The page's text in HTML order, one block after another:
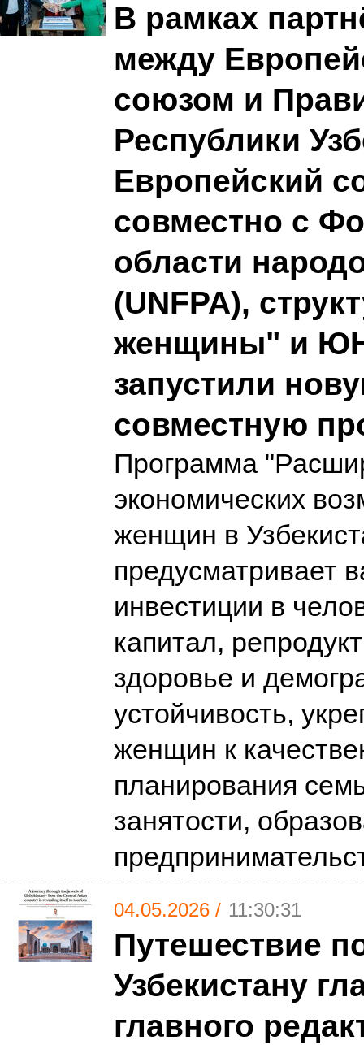
В рамках
между
союзом и
Республики
Европейский
совместно с
области
(UNFPA),
женщины" и
запустили
совместную
Программа
экономических
женщин в
предусматривает
инвестиции в
капитал,
здоровье и
устойчивость,
женщин к
планирования
занятости,
04.05.2026 / 11:30:31
Путешествие
Узбекистану
главного